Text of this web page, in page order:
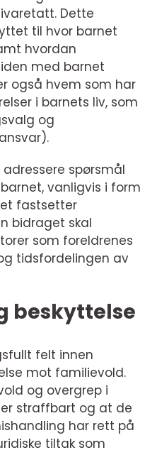
Dette
til hvor barnet
hvordan
med barnet
også hvem som har
i barnets liv, som
og
spørsmål
vanligvis i form
fastsetter
bidraget skal
som foreldrenes
tidsfordelingen av
beskyttelse
felt innen
mot familievold.
og overgrep i
straffbart og at de
har rett på
tiltak som